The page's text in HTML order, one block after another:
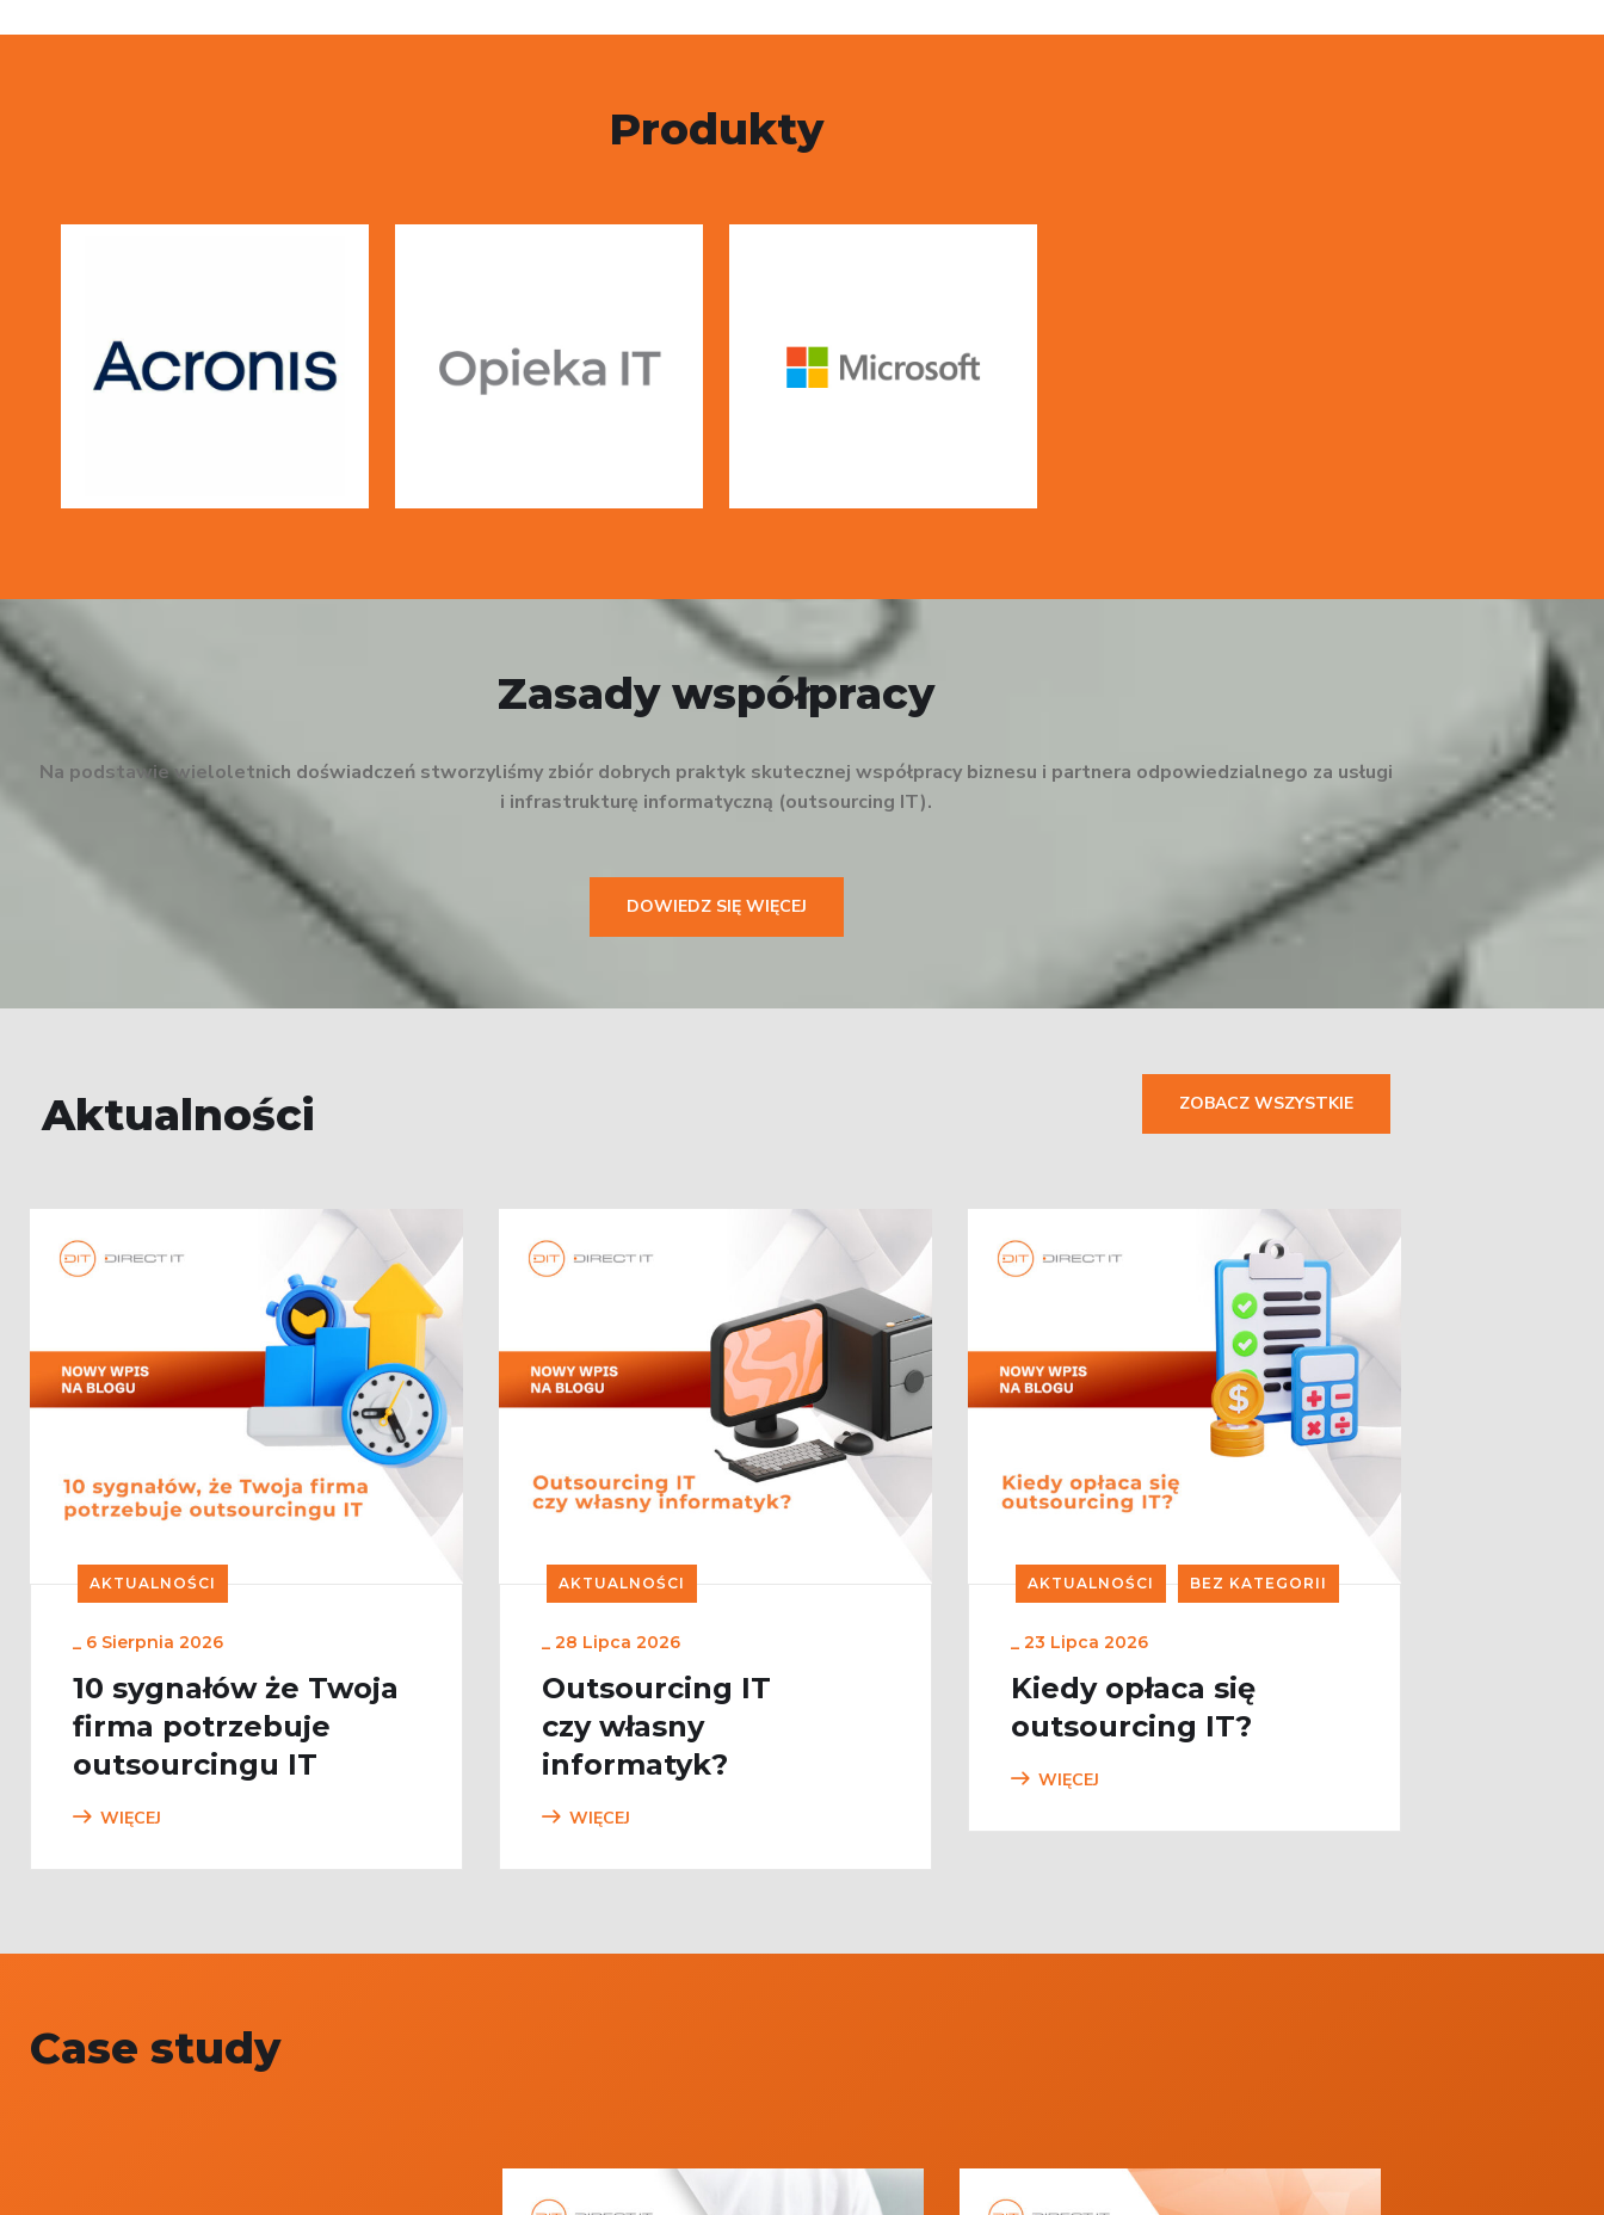
Produkty
Zasady współpracy
Na podstawie wieloletnich doświadczeń stworzyliśmy zbiór dobrych praktyk skutecznej współpracy biznesu i partnera odpowiedzialnego za usługi
i infrastrukturę informatyczną (outsourcing IT).
DOWIEDZ SIĘ WIĘCEJ
Aktualności ZOBACZ WSZYSTKIE
AKTUALNOŚCI
_ 6 Sierpnia 2026
10 sygnałów że Twoja
firma potrzebuje
outsourcingu IT
WIĘCEJ
AKTUALNOŚCI
_ 28 Lipca 2026
Outsourcing IT
czy własny
informatyk?
WIĘCEJ
AKTUALNOŚCI BEZ KATEGORII
_ 23 Lipca 2026
Kiedy opłaca się
outsourcing IT?
WIĘCEJ
Case study